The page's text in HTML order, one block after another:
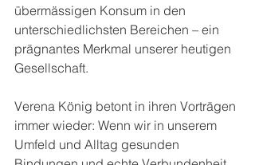
übermässigen Konsum in den
unterschiedlichsten Bereichen – ein
prägnantes Merkmal unserer heutigen
Gesellschaft.
Verena König betont in ihren Vorträgen
immer wieder: Wenn wir in unserem
Umfeld und Alltag gesunden